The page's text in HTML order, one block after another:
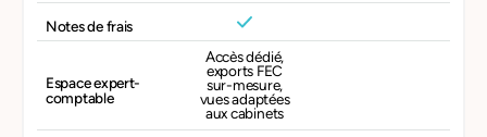
Notes de frais
Espace expert-
comptable
Accès dédié,
exports FEC
sur-mesure,
vues adaptées
aux cabinets